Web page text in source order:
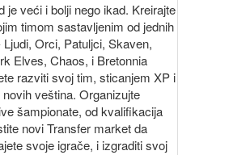
je veći i bolji nego ikad. Kreirajte
timom sastavljenim od jednih
Orci, Patuljci, Skaven,
Elves, Chaos, i Bretonnia
razviti svoj tim, sticanjem XP i
veština. Organizujte
šampionate, od kvalifikacija
novi Transfer market da
svoje igrače, i izgraditi svoj